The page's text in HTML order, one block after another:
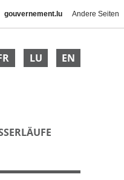
gouvernement.lu Andere Seiten
LU EN